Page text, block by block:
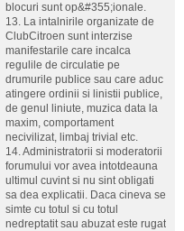
blocuri sunt op&#355;ionale.
13. La intalnirile organizate de
ClubCitroen sunt interzise
manifestarile care incalca
regulile de circulatie pe
drumurile publice sau care aduc
atingere ordinii si linistii publice,
de genul liniute, muzica data la
maxim, comportament
necivilizat, limbaj trivial etc.
14. Administratorii si moderatorii
forumului vor avea intotdeauna
ultimul cuvint si nu sint obligati
sa dea explicatii. Daca cineva se
simte cu totul si cu totul
nedreptatit sau abuzat este rugat